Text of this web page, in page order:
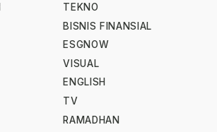
TEKNO
BISNIS FINANSIAL
ESGNOW
VISUAL
ENGLISH
TV
RAMADHAN